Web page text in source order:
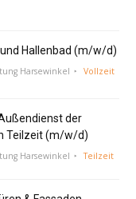
Hallenbad (m/w/d)
Harsewinkel Vollzeit
der
Teilzeit (m/w/d)
Harsewinkel Teilzeit